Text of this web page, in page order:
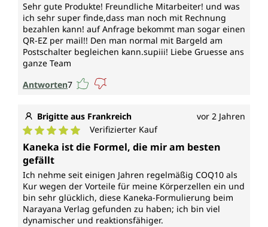
Sehr gute Produkte! Freundliche Mitarbeiter! und was
ich sehr super finde,dass man noch mit Rechnung
bezahlen kann! auf Anfrage bekommt man sogar einen
QR-EZ per mail!! Den man normal mit Bargeld am
Postschalter begleichen kann.supiii! Liebe Gruesse ans
ganze Team
Antworten7
Brigitte aus Frankreich vor 2 Jahren
Durchschnittliche Bewertung von 5 von 5 Sternen
Verifizierter Kauf
Kaneka ist die Formel, die mir am besten
gefällt
Ich nehme seit einigen Jahren regelmäßig COQ10 als
Kur wegen der Vorteile für meine Körperzellen ein und
bin sehr glücklich, diese Kaneka-Formulierung beim
Narayana Verlag gefunden zu haben; ich bin viel
dynamischer und reaktionsfähiger.